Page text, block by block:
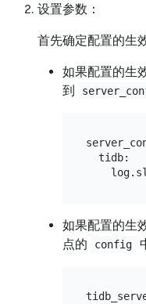
设置参数：
首先确定配置的生
如果配置的生
到
  tidb:
如果配置的生
点的
config